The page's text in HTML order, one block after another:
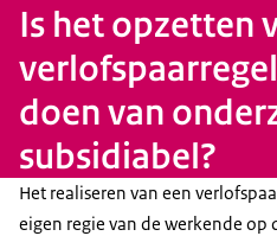
Is het opzetten
doen van
subsidiabel?
Het realiseren van een
eigen regie van de werkende op